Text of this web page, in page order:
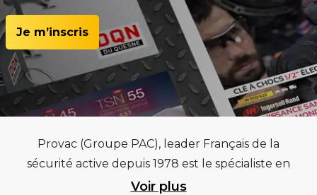
Je m’inscris
Provac (Groupe PAC), leader Français de la
sécurité active depuis 1978 est le spécialiste en
équipements pour garages et centres
Voir plus